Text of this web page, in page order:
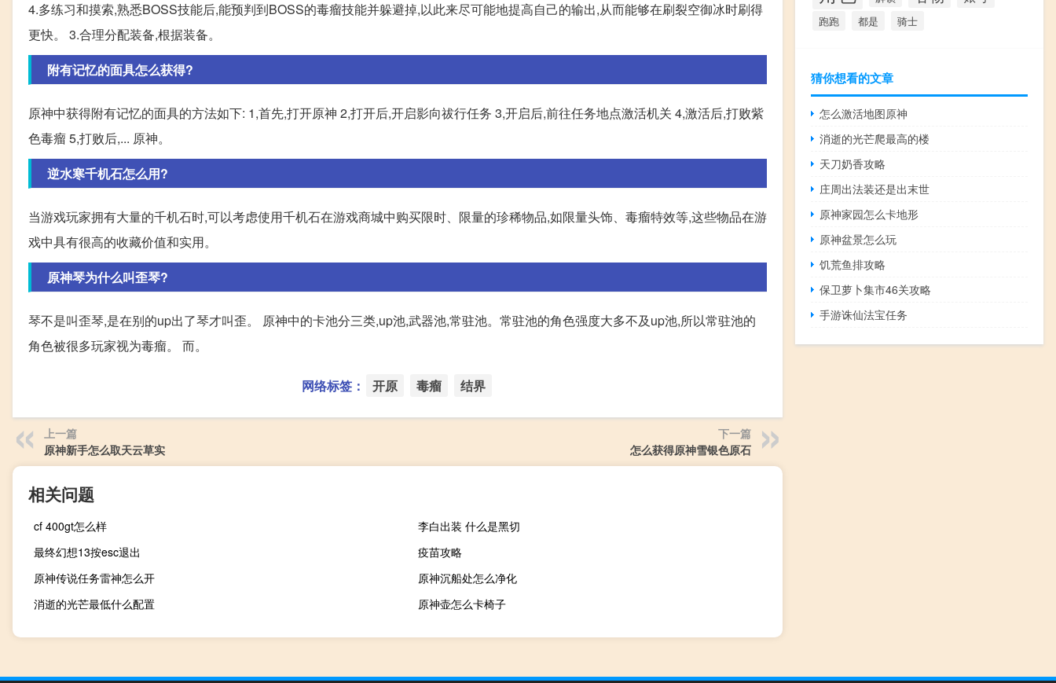
4.多练习和摸索,熟悉BOSS技能后,能预判到BOSS的毒瘤技能并躲避掉,以此来尽可能地提高自己的输出,从而能够在刷裂空御冰时刷得
更快。 3.合理分配装备,根据装备。
附有记忆的面具怎么获得?
原神中获得附有记忆的面具的方法如下: 1,首先,打开原神 2,打开后,开启影向祓行任务 3,开启后,前往任务地点激活机关 4,激活后,打败紫
色毒瘤 5,打败后,... 原神。
逆水寒千机石怎么用?
当游戏玩家拥有大量的千机石时,可以考虑使用千机石在游戏商城中购买限时、限量的珍稀物品,如限量头饰、毒瘤特效等,这些物品在游
戏中具有很高的收藏价值和实用。
原神琴为什么叫歪琴?
琴不是叫歪琴,是在别的up出了琴才叫歪。 原神中的卡池分三类,up池,武器池,常驻池。常驻池的角色强度大多不及up池,所以常驻池的
角色被很多玩家视为毒瘤。 而。
网络标签： 开原 毒瘤 结界
上一篇
原神新手怎么取天云草实
下一篇
怎么获得原神雪银色原石
相关问题
cf 400gt怎么样
李白出装 什么是黑切
最终幻想13按esc退出
疫苗攻略
原神传说任务雷神怎么开
原神沉船处怎么净化
消逝的光芒最低什么配置
原神壶怎么卡椅子
跑跑 都是 骑士
猜你想看的文章
怎么激活地图原神
消逝的光芒爬最高的楼
天刀奶香攻略
庄周出法装还是出末世
原神家园怎么卡地形
原神盆景怎么玩
饥荒鱼排攻略
保卫萝卜集市46关攻略
手游诛仙法宝任务